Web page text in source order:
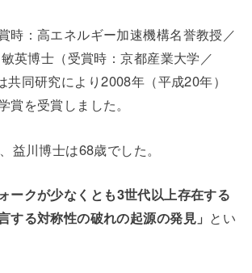
時：高エネルギー加速機構名誉教授／
英博士（受賞時：京都産業大学／
同研究により2008年（平成20年）
賞を受賞しました。
益川博士は68歳でした。
ォークが少なくとも3世代以上存在する
する対称性の破れの起源の発見」 とい